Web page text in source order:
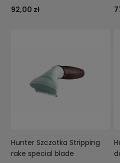
92,00 zł
Hunter Szczotka Stripping
rake special blade